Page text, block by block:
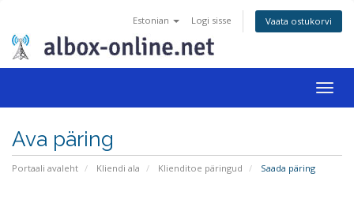
Estonian Logi sisse Vaata ostukorvi
Ava päring
Portaali avaleht Kliendi ala Klienditoe päringud Saada päring